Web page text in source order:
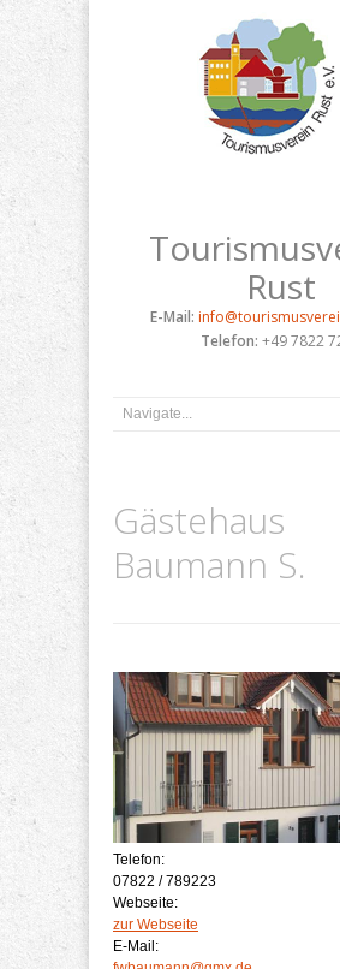
Rust
E-Mail:
Telefon: +49 7822
Gästehaus
Baumann S.
Telefon:
07822 / 789223
Webseite:
zur Webseite
E-Mail: